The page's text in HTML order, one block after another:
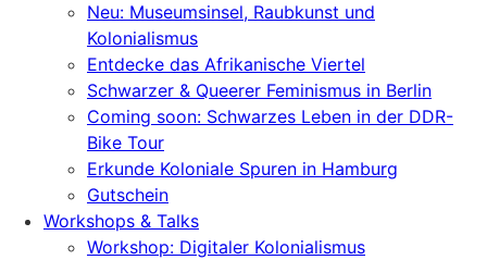
Neu: Museumsinsel, Raubkunst und
Kolonialismus
Entdecke das Afrikanische Viertel
Schwarzer & Queerer Feminismus in Berlin
Coming soon: Schwarzes Leben in der DDR-
Bike Tour
Erkunde Koloniale Spuren in Hamburg
Gutschein
Workshops & Talks
Workshop: Digitaler Kolonialismus